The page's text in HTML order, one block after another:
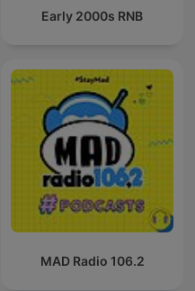
Early 2000s RNB
MAD Radio 106.2